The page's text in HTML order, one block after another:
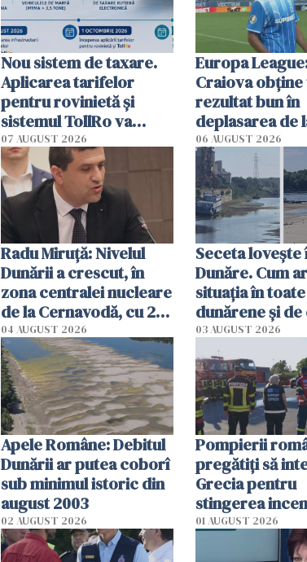
Nou sistem de taxare.
Aplicarea tarifelor
pentru rovinietă şi
sistemul TollRo va
începe la 1 octombrie
07 AUGUST 2026
Europa
Craiova obține
rezultat bun în
deplasarea de
06 AUGUST 2026
Radu Miruţă: Nivelul
Dunării a crescut, în
zona centralei nucleare
de la Cernavodă, cu 2
cm faţă de ziua trecută
04 AUGUST 2026
Seceta
Dunăre. Cum
situația în
dunărene și de
România
efectele, deși a
în iulie
03 AUGUST 2026
Apele Române: Debitul
Dunării ar putea coborî
sub minimul istoric din
august 2003
02 AUGUST 2026
Pompierii
pregătiţi să
Grecia pentru
stingerea
01 AUGUST 2026